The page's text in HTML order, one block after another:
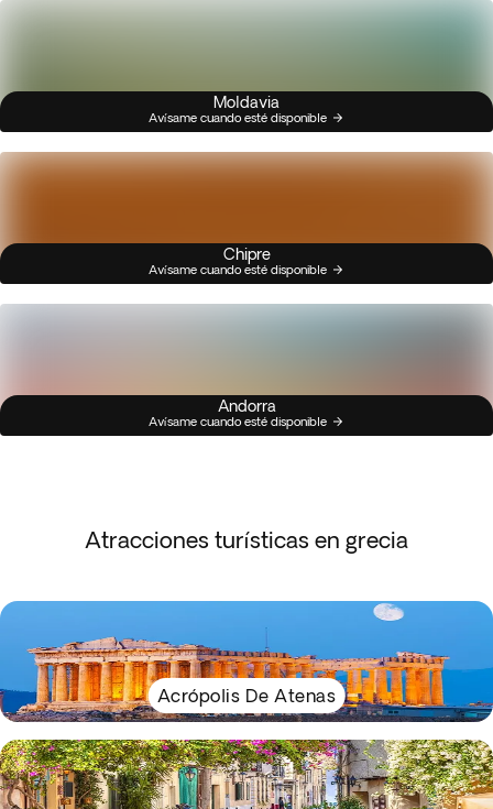
Moldavia
Avísame cuando esté disponible
Chipre
Avísame cuando esté disponible
Andorra
Avísame cuando esté disponible
Atracciones turísticas en grecia
Acrópolis De Atenas